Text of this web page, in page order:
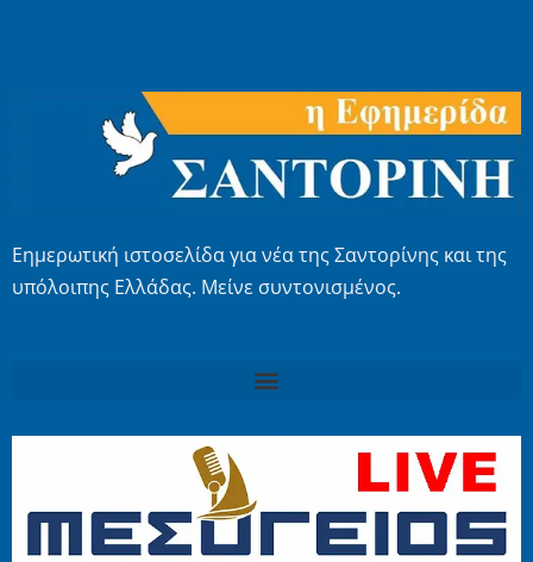
Εημερωτική ιστοσελίδα για νέα της Σαντορίνης και της
υπόλοιπης Ελλάδας. Μείνε συντονισμένος.